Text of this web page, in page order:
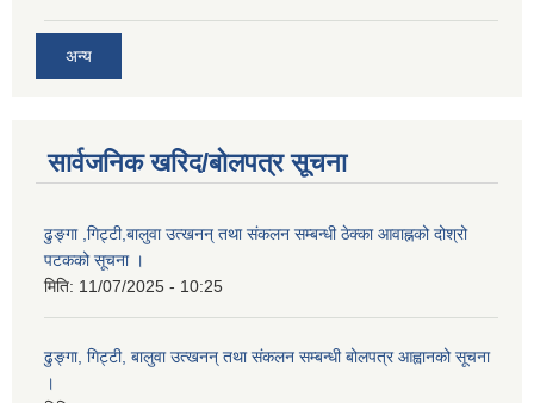
अन्य
सार्वजनिक खरिद/बोलपत्र सूचना
ढुङ्गा ,गिट्टी,बालुवा उत्खनन् तथा संकलन सम्बन्धी ठेक्का आवाह्नको दोश्रो
पटकको सूचना ।
मिति: 11/07/2025 - 10:25
ढुङ्गा, गिट्टी, बालुवा उत्खनन् तथा संकलन सम्बन्धी बोलपत्र आह्वानको सूचना
।